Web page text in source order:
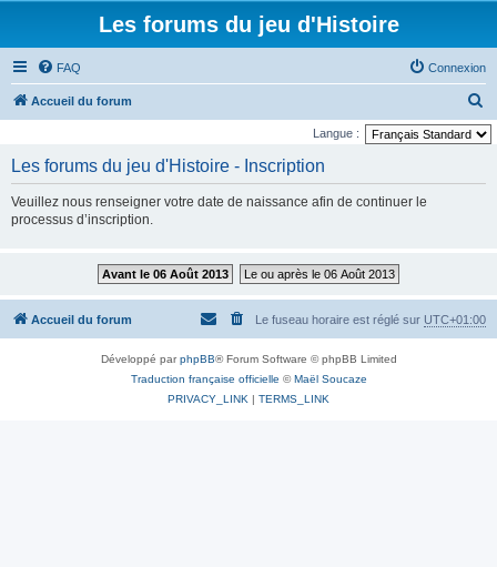
Les forums du jeu d'Histoire
FAQ Connexion
Accueil du forum
e
r
Langue :
Les forums du jeu d'Histoire - Inscription
Veuillez nous renseigner votre date de naissance afin de continuer le
processus d’inscription.
Avant le 06 Août 2013 Le ou après le 06 Août 2013
Accueil du forum Le fuseau horaire est réglé sur UTC+01:00
Développé parphpBB® Forum Software © phpBB Limited
Traduction française officielle ©Maël Soucaze
PRIVACY_LINK | TERMS_LINK